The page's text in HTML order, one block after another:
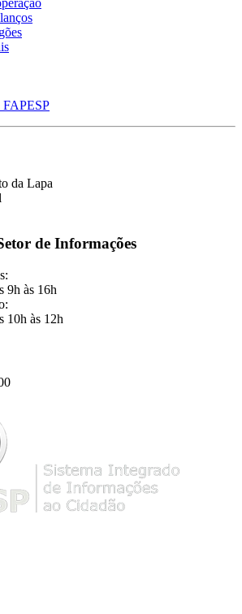
FAPESP
da Lapa
de Informações
9h às 16h
10h às 12h